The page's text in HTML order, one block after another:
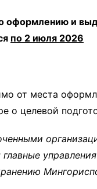
оформлению и
по 2 июля 2026
от места
о целевой
главные